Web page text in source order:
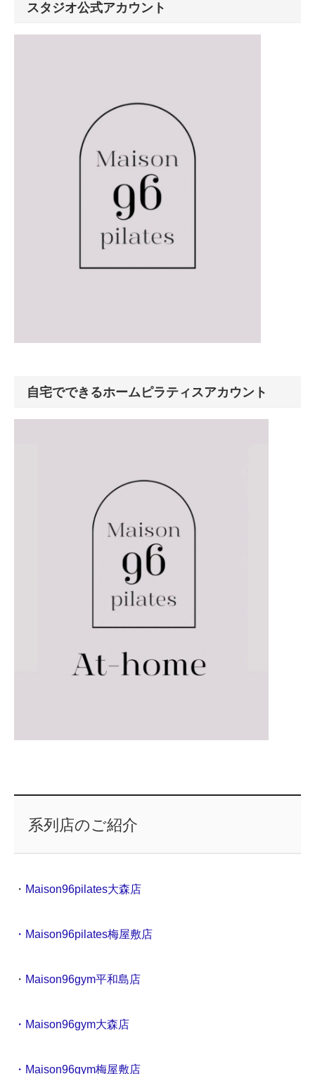
スタジオ公式アカウント
自宅でできるホームピラティスアカウント
系列店のご紹介
・ Maison96pilates大森店
・Maison96pilates梅屋敷店
・ Maison96gym平和島店
・Maison96gym大森店
・Maison96gym梅屋敷店